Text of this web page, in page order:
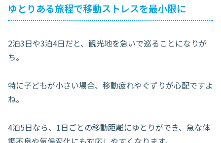
ゆとりある旅程で移動ストレスを最小限に
2泊3日や3泊4日だと、観光地を急いで巡ることになりが
ち。
特に子どもが小さい場合、移動疲れやぐずりが心配ですよ
ね。
4泊5日なら、1日ごとの移動距離にゆとりができ、急な体